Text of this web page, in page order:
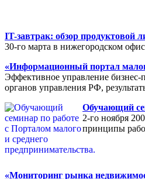
IT-завтрак: обзор продуктовой
30-го марта в нижегородском
«Информационный портал
Эффективное управление бизнес-
органов управления РФ,
Обучающий
2-го ноября
принципы
«Мониторинг рынка